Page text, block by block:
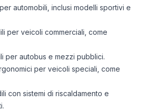
automobili, inclusi modelli sportivi e
per veicoli commerciali, come
per autobus e mezzi pubblici.
per veicoli speciali, come
con sistemi di riscaldamento e